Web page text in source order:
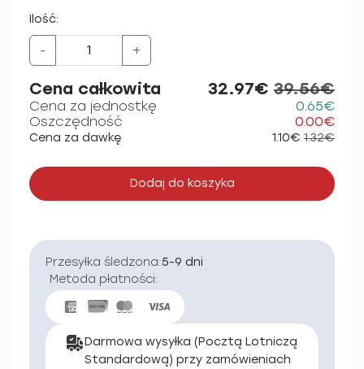
Ilość:
- +
Cena całkowita 32.97€ 39.56€
Cena za jednostkę
0.65€
Oszczędność
0.00€
Cena za dawkę 1.10€ 1.32€
Dodaj do koszyka
Przesyłka śledzona:5-9 dni
Metoda płatności:
Darmowa wysyłka (Pocztą Lotniczą
Standardową) przy zamówieniach